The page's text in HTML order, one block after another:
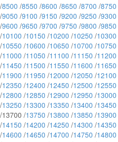
/8500 /8550 /8600 /8650 /8700 /8750
/9050 /9100 /9150 /9200 /9250 /9300
/9600 /9650 /9700 /9750 /9800 /9850
/10100 /10150 /10200 /10250 /10300
/10550 /10600 /10650 /10700 /10750
/11000 /11050 /11100 /11150 /11200
/11450 /11500 /11550 /11600 /11650
/11900 /11950 /12000 /12050 /12100
/12350 /12400 /12450 /12500 /12550
/12800 /12850 /12900 /12950 /13000
/13250 /13300 /13350 /13400 /13450
/13700 /13750 /13800 /13850 /13900
/14150 /14200 /14250 /14300 /14350
/14600 /14650 /14700 /14750 /14800